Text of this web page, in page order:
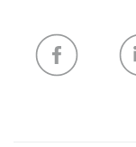
Min liste